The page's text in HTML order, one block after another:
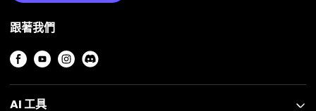
跟著我們
AI 工具